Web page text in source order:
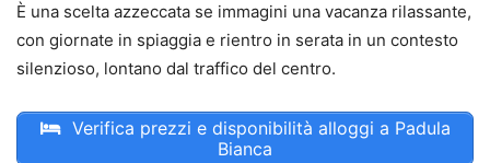
È una scelta azzeccata se immagini una vacanza rilassante,
con giornate in spiaggia e rientro in serata in un contesto
silenzioso, lontano dal traffico del centro.
Verifica prezzi e disponibilità alloggi a Padula
Bianca